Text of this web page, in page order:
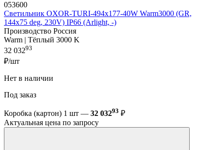
053600
Светильник OXOR-TURI-494х177-40W Warm3000 (GR,
144x75 deg, 230V) IP66 (Arlight, -)
Производство Россия
Warm | Тёплый 3000 K
32 03293
₽/шт
Нет в наличии
Под заказ
Коробка (картон) 1 шт — 32 03293 ₽
Актуальная цена по запросу